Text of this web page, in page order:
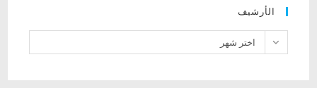
الأرشيف
الأرشيفاختر شهر